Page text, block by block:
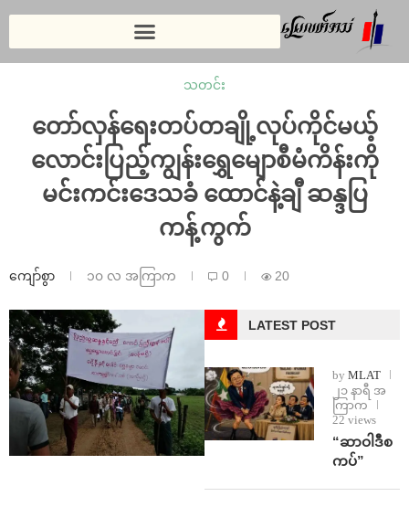
သတင်း
တော်လှန်ရေးတပ်တချို့လုပ်ကိုင်မယ့်
လောင်းပြည့်ကျွန်းရွှေမျောစီမံကိန်းကို
မင်းကင်းဒေသခံ ထောင်နဲ့ချီ ဆန္ဒပြ
ကန့်ကွက်
ကျော်စွာ ၁၀ လ အကြာက 0 20
LATEST POST
by MLAT
၂၁ နာရီ အ
ကြာက
22 views
“ဆာဝါဒီစ
ကပ်”